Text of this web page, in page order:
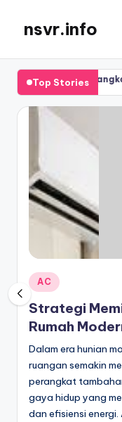
content
nsvr.info
Informasi
Tersaji
Dengan
Top Stories
Payudara: Langkah
Posted
in
AC
Strategi
Rumah
Dalam era hunian
ruangan semakin
perangkat
gaya hidup yang
dan efisiensi energi.